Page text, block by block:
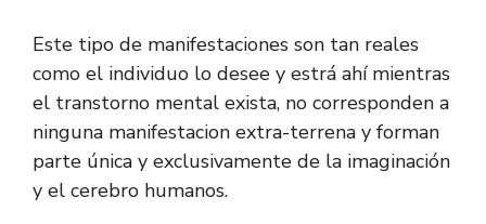
Este tipo de manifestaciones son tan reales
como el individuo lo desee y estrá ahí mientras
el transtorno mental exista, no corresponden a
ninguna manifestacion extra-terrena y forman
parte única y exclusivamente de la imaginación
y el cerebro humanos.